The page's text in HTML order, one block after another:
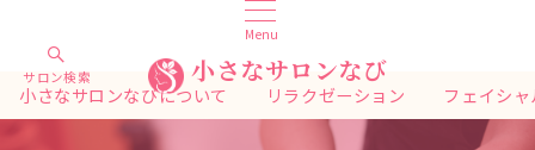
Menu
小さなサロンなび
サロン検索
小さなサロンなびについて リラクゼーション フェイシャ